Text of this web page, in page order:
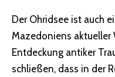
Der Ohridsee ist auch
Mazedoniens aktueller
Entdeckung antiker
schließen, dass in der